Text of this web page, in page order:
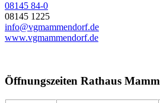
08145 84-0
08145 1225
info@vgmammendorf.de
www.vgmammendorf.de
Öffnungszeiten Rathaus